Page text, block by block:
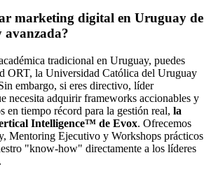
marketing digital en Uruguay de
avanzada?
tradicional en Uruguay, puedes
ORT, la Universidad Católica del Uruguay
embargo, si eres directivo, líder
necesita adquirir frameworks accionables y
en tiempo récord para la gestión real, la
Intelligence™ de Evox. Ofrecemos
Mentoring Ejecutivo y Workshops prácticos
"know-how" directamente a los líderes